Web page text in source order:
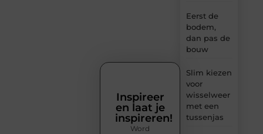
Eerst de
bodem,
dan pas de
bouw
Slim kiezen
voor
wisselweer
met een
tussenjas
Inspireer
en laat je
inspireren!
Word